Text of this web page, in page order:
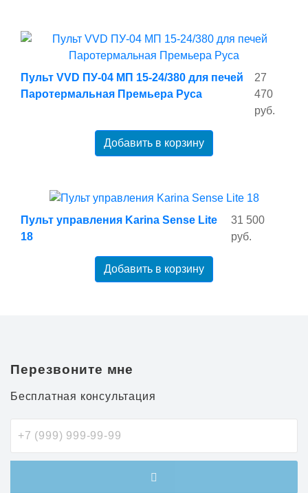
Пульт VVD ПУ-04 МП 15-24/380 для печей
Паротермальная Премьера Руса
27
470
руб.
Добавить в корзину
Пульт управления Karina Sense Lite
18
31 500
руб.
Добавить в корзину
Перезвоните мне
Бесплатная консультация